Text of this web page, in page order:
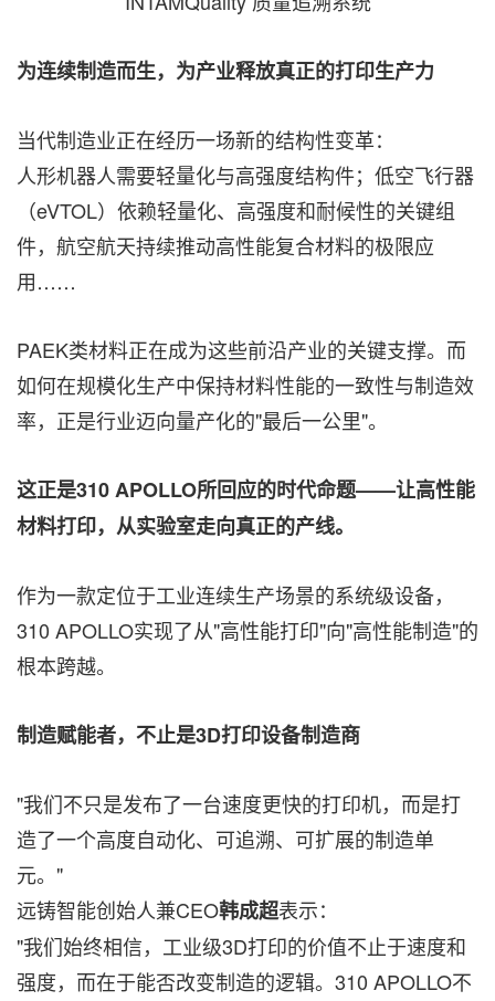
为连续制造而生，为产业释放真正的打印生产力
当代制造业正在经历一场新的结构性变革：
人形机器人需要轻量化与高强度结构件；低空飞行器
（eVTOL）依赖轻量化、高强度和耐候性的关键组
件，航空航天持续推动高性能复合材料的极限应
用……
PAEK类材料正在成为这些前沿产业的关键支撑。而
如何在规模化生产中保持材料性能的一致性与制造效
率，正是行业迈向量产化的"最后一公里"。
这正是310 APOLLO所回应的时代命题——让高性能
材料打印，从实验室走向真正的产线。
作为一款定位于工业连续生产场景的系统级设备，
310 APOLLO实现了从"高性能打印"向"高性能制造"的
根本跨越。
制造赋能者，不止是3D打印设备制造商
"我们不只是发布了一台速度更快的打印机，而是打
造了一个高度自动化、可追溯、可扩展的制造单
元。"
远铸智能创始人兼CEO韩成超表示：
"我们始终相信，工业级3D打印的价值不止于速度和
强度，而在于能否改变制造的逻辑。310 APOLLO不